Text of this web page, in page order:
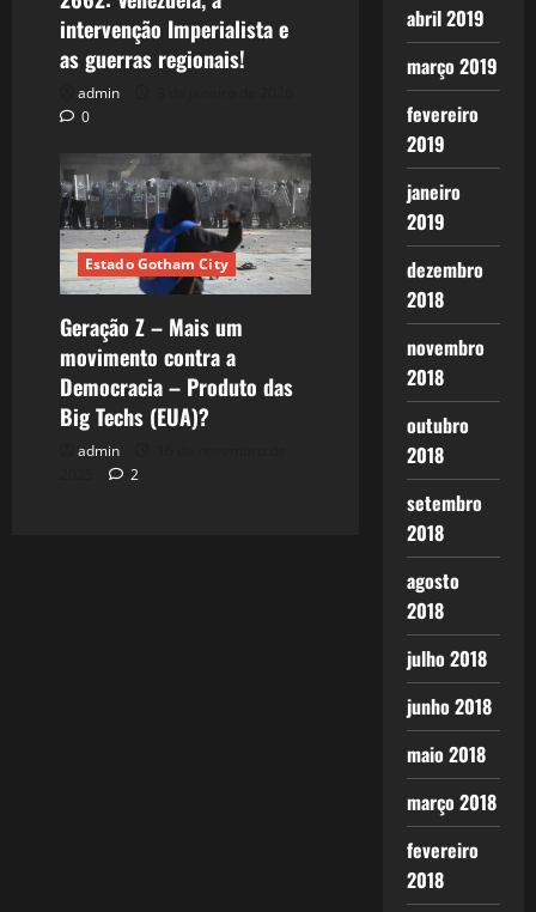
intervenção Imperialista e
as guerras regionais!
admin
0
Estado Gotham City
Geração Z – Mais um
movimento contra a
Democracia – Produto das
Big Techs (EUA)?
admin
2
abril 2019
março 2019
fevereiro
2019
janeiro
2019
dezembro
2018
novembro
2018
outubro
2018
setembro
2018
agosto
2018
julho 2018
junho 2018
maio 2018
março 2018
fevereiro
2018